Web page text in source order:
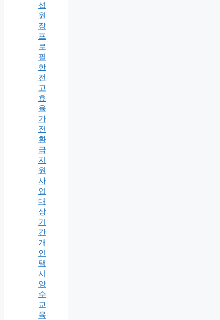
섭
원
장
프
로
필
한
전
고
효
율
가
전
환
급
지
원
사
업
대
상
기
간
개
인
택
시
양
수
교
육